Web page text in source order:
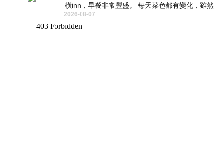
橫inn，早餐非常豐盛。 每天菜色都有變化，雖然
看到工作人員拿出料理包加熱，但
2026-08-07